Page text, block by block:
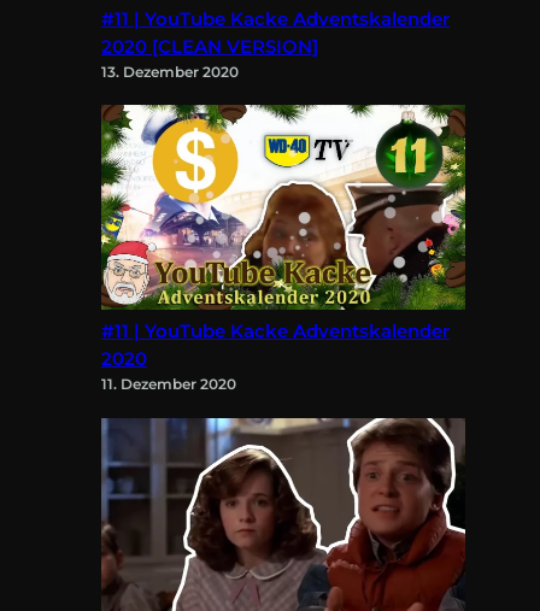
#11 | YouTube Kacke Adventskalender
2020 [CLEAN VERSION]
13. Dezember 2020
#11 | YouTube Kacke Adventskalender
2020
11. Dezember 2020